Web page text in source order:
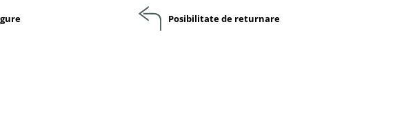
Posibilitate de returnare